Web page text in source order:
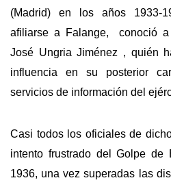
(Madrid) en los años 1933-
afiliarse a Falange, conoció a
José Ungria Jiménez , quién
influencia en su posterior
servicios de información del
Casi todos los oficiales de
intento frustrado del Golpe
1936, una vez superadas las